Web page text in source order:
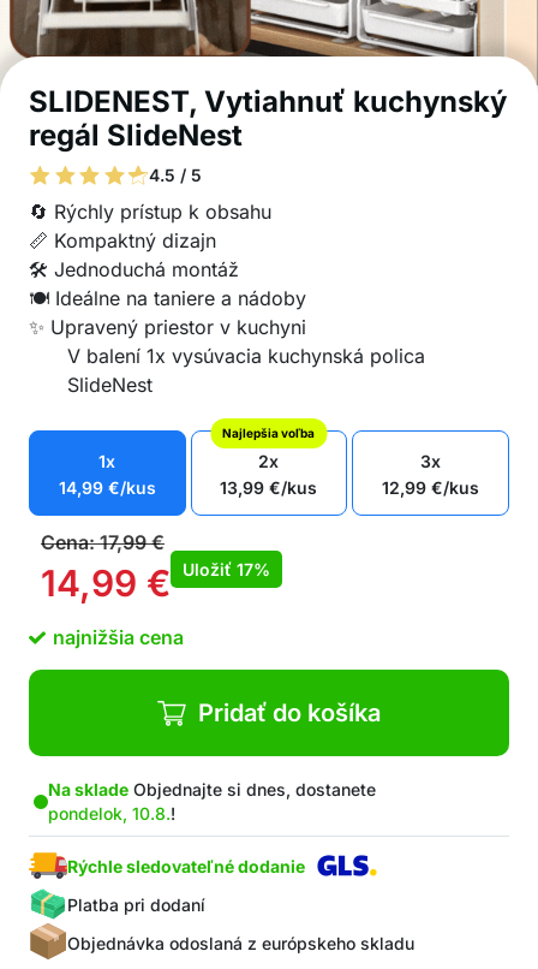
SLIDENEST, Vytiahnuť kuchynský
regál SlideNest
4.5 / 5
🔄 Rýchly prístup k obsahu
📏 Kompaktný dizajn
🛠️ Jednoduchá montáž
🍽️ Ideálne na taniere a nádoby
✨ Upravený priestor v kuchyni
V balení 1x vysúvacia kuchynská polica
SlideNest
1x
14,99 €/kus
Najlepšia voľba
2x
13,99€/kus
3x
12,99€/kus
Cena:17,99€
14,99 € Uložiť 17%
najnižšia cena
Pridať do košíka
Na sklade Objednajte si dnes, dostanete
pondelok, 10.8.!
Rýchle sledovateľné dodanie
Platba pri dodaní
Objednávka odoslaná z európskeho skladu